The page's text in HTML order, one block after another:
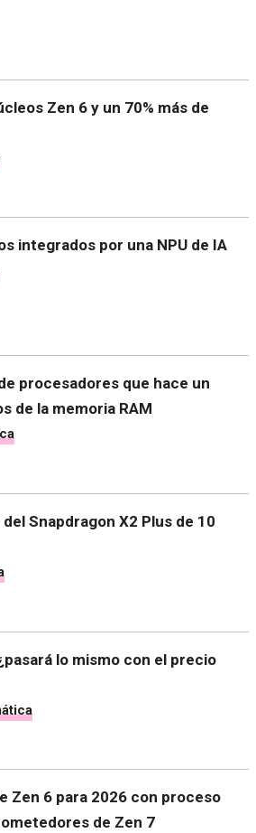
Zen 6 y un 70% más de
integrados por una NPU de IA
procesadores que hace un
de la memoria RAM
Snapdragon X2 Plus de 10
lo mismo con el precio
Zen 6 para 2026 con proceso
de Zen 7